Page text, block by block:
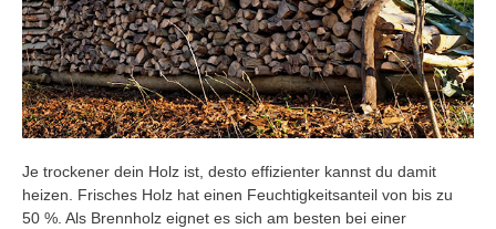
Je trockener dein Holz ist, desto effizienter kannst du damit
heizen. Frisches Holz hat einen Feuchtigkeitsanteil von bis zu
50 %. Als Brennholz eignet es sich am besten bei einer